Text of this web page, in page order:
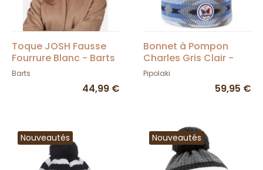
Toque JOSH Fausse
Fourrure Blanc - Barts
Barts
44,99 €
Bonnet à Pompon
Charles Gris Clair -
Pipolaki
Pipolaki
59,95 €
Nouveautés Nouveautés